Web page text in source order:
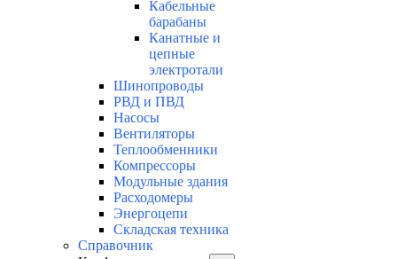
Кабельные
барабаны
Канатные и
цепные
электротали
Шинопроводы
РВД и ПВД
Насосы
Вентиляторы
Теплообменники
Компрессоры
Модульные здания
Расходомеры
Энергоцепи
Складская техника
Справочник